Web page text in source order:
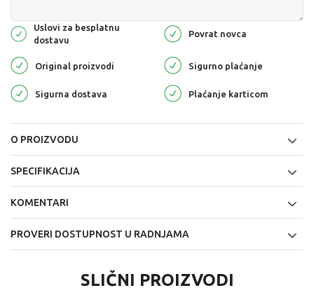
Uslovi za besplatnu
dostavu
Povrat novca
Original proizvodi Sigurno plaćanje
Sigurna dostava Plaćanje karticom
O PROIZVODU
SPECIFIKACIJA
KOMENTARI
PROVERI DOSTUPNOST U RADNJAMA
SLIČNI PROIZVODI